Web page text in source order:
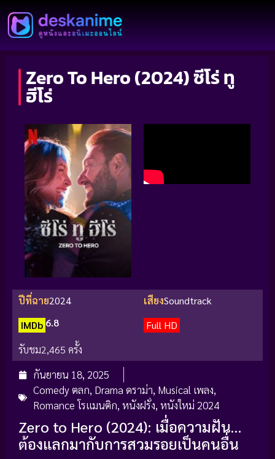
Zero To Hero (2024) ซีโร่ ทู
ฮีโร่
ปีที่ฉาย2024 เสียงSoundtrack
IMDb 6.8
Full HD
รับชม2,465 ครั้ง
กันยายน 18, 2025
Comedy ตลก, Drama ดราม่า, Musical เพลง,
Romance โรแมนติก, หนังฝรั่ง, หนังใหม่ 2024
Zero to Hero (2024): เมื่อความฝัน…
ต้องแลกมากับการสวมรอยเป็นคนอื่น